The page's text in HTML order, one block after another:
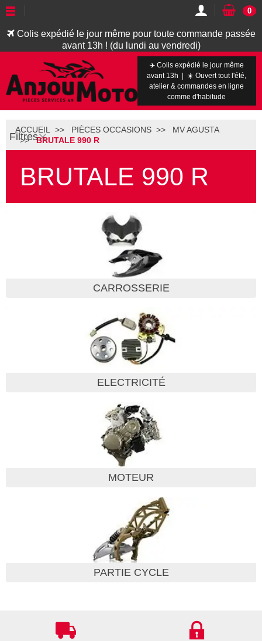
Colis expédié le jour même pour toute commande passée
avant 13h ! (du lundi au vendredi)
0
✈️ Colis expédié le jour même
avant 13h | ☀️ Ouvert tout l'été,
atelier & commandes en ligne
comme d'habitude
Filtres
ACCUEIL PIÈCES OCCASIONS
MV AGUSTA
BRUTALE 990 R
BRUTALE 990 R
CARROSSERIE
ELECTRICITÉ
MOTEUR
PARTIE CYCLE